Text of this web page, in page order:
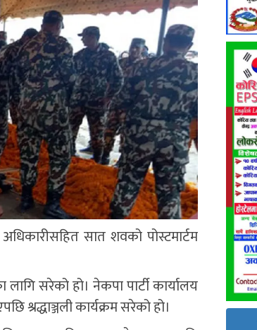
अधिकारीसहित सात शवको पोस्टमार्टम
सरेको हो। नेकपा पार्टी कार्यालय
श्रद्धाञ्जली कार्यक्रम सरेको हो।